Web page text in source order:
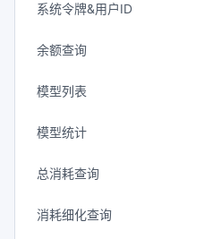
系统令牌&用户ID
余额查询
模型列表
模型统计
总消耗查询
消耗细化查询